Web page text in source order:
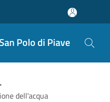
Polo di Piave
dell'acqua